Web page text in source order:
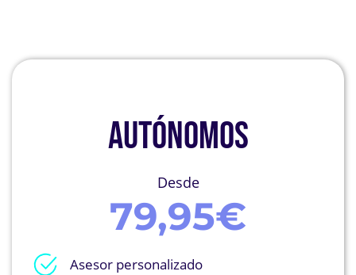
AUTÓNOMOS
Desde
79,95€
Asesor personalizado